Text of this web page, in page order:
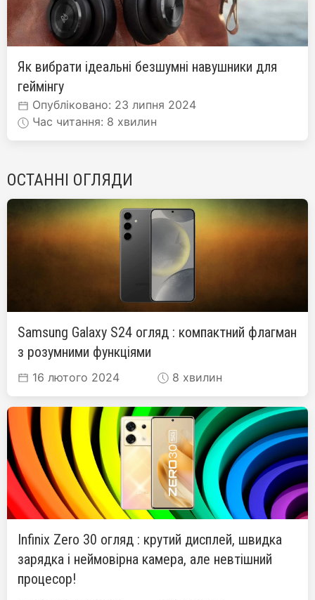
Як вибрати ідеальні безшумні навушники для
геймінгу
Опубліковано: 23 липня 2024
Час читання: 8 хвилин
ОСТАННІ ОГЛЯДИ
Samsung Galaxy S24 огляд : компактний флагман
з розумними функціями
16 лютого 2024 8 хвилин
Infinix Zero 30 огляд : крутий дисплей, швидка
зарядка і неймовірна камера, але невтішний
процесор!